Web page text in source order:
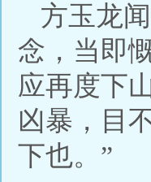
方玉龙
念，当即
应再度下
凶暴，目
下也。”